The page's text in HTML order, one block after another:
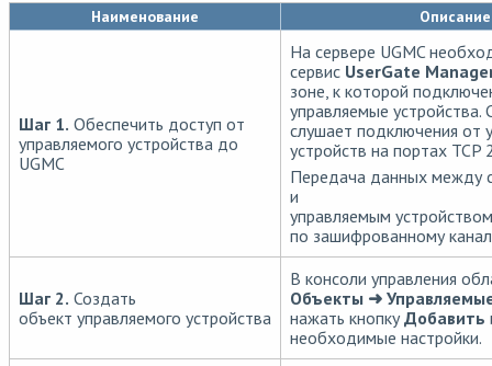
Наименование Описание
Шаг 1. Обеспечить доступ от
управляемого устройства до
UGMC
На сервере UGMC
сервис UserGate
зоне, к которой
управляемые устройства.
слушает подключения от
устройств на портах
Передача данных между
и
управляемым
по зашифрованному
Шаг 2. Создать
объект управляемого устройства
В консоли управления
Объекты ➜
нажать кнопкуДобавить
необходимые настройки.